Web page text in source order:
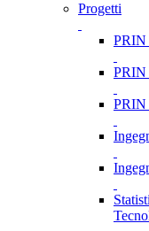
Progetti
PRIN
PRIN
PRIN